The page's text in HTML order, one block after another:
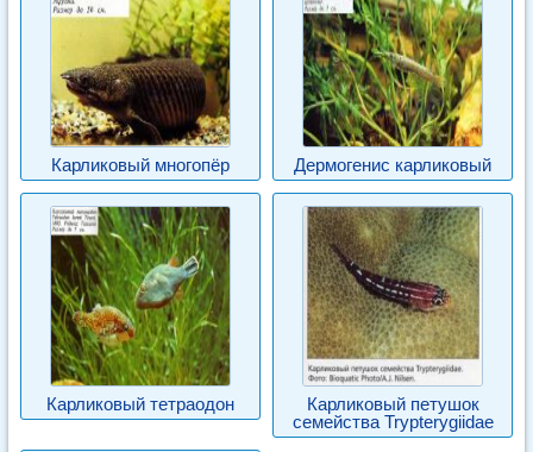
Карликовый многопёр Дермогенис карликовый
Карликовый тетраодон
Карликовый петушок
семейства Trypterygiidae